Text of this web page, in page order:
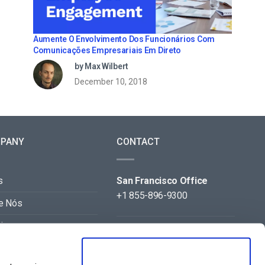
Aumente O Envolvimento Dos Funcionários Com
Comunicações Empresariais Em Direto
by Max Wilbert
December 10, 2018
Nós
CONTACT
San Francisco Office
+1 855-896-9300
Beijing Office
+86 105-123-5043